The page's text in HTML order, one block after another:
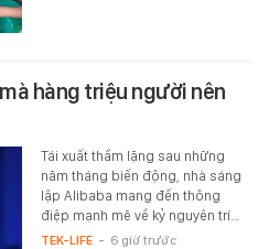
hàng triệu người nên
Tái xuất thầm lặng sau những
năm tháng biến động, nhà sáng
lập Alibaba mang đến thông
điệp mạnh mẽ về kỷ nguyên trí…
TEK-LIFE - 6 giờ trước